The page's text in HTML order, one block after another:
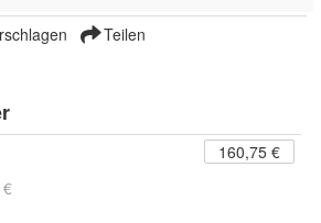
Teilen
160,75 €